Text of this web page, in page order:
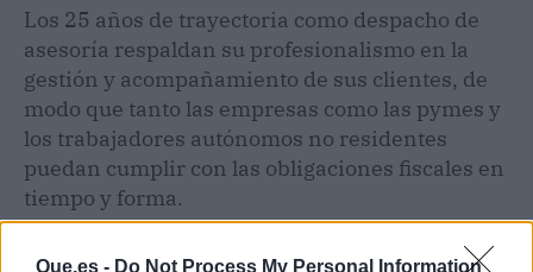
Que.es - Do Not Process My Personal Information
Los 25 años de trayectoria como despacho de
asesoría respaldan su profesionalismo en la
gestión y acompañamiento de sus clientes, de
modo que tanto las empresas como las pymes y
los trabajadores autónomos no residentes
puedan cumplir con las obligaciones fiscales en
tiempo y forma.